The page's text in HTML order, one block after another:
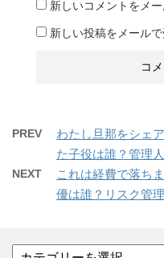
新しいコメントをメ
新しい投稿をメール
PREV
わたし旦那をシェ
た子役は誰？管理
NEXT
これは経費で落ち
優は誰？リスク管